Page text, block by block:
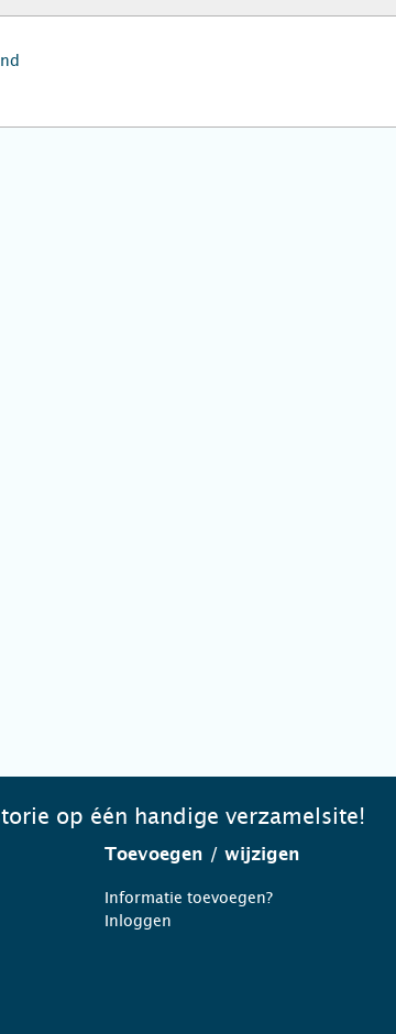
op één handige verzamelsite!
Toevoegen / wijzigen
Informatie toevoegen?
Inloggen